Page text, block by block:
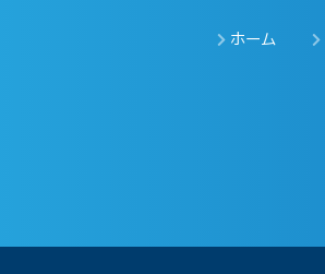
ホーム